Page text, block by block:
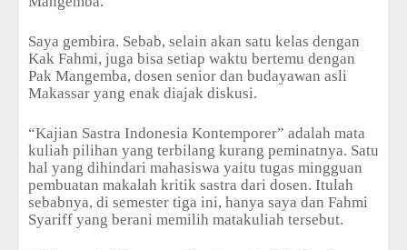
Saya gembira. Sebab, selain akan satu kelas dengan
Kak Fahmi, juga bisa setiap waktu bertemu dengan
Pak Mangemba, dosen senior dan budayawan asli
Makassar yang enak diajak diskusi.
“Kajian Sastra Indonesia Kontemporer” adalah mata
kuliah pilihan yang terbilang kurang peminatnya. Satu
hal yang dihindari mahasiswa yaitu tugas mingguan
pembuatan makalah kritik sastra dari dosen. Itulah
sebabnya, di semester tiga ini, hanya saya dan Fahmi
Syariff yang berani memilih matakuliah tersebut.